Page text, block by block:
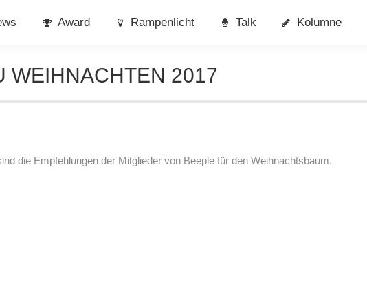
Award Rampenlicht Talk Kolumne
WEIHNACHTEN 2017
die Empfehlungen der Mitglieder von Beeple für den Weihnachtsbaum.